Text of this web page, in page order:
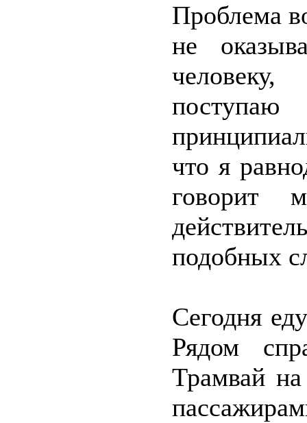
Проблема
не
что я
говорит
подобных
Сегодня
Рядом
Трамвай на